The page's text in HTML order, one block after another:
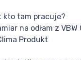
kto tam pracuje?
na odłam z VBW
Produkt